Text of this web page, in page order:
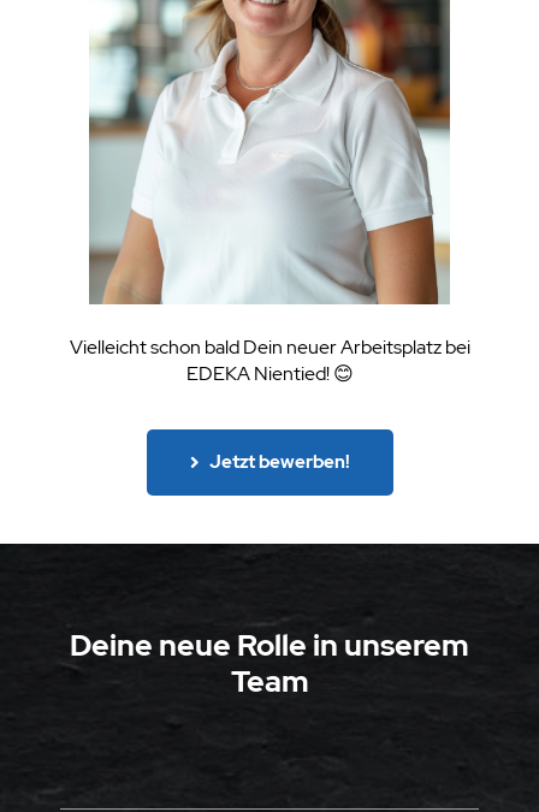
Vielleicht schon bald Dein neuer Arbeitsplatz bei
EDEKA Nientied! 😊
Jetzt bewerben!
Deine neue Rolle in unserem
Team